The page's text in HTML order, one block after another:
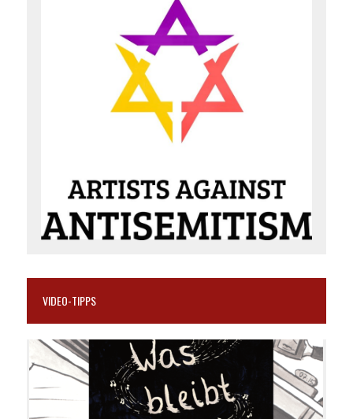
VIDEO-TIPPS